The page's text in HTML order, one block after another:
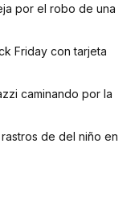
por el robo de una
Friday con tarjeta
caminando por la
de del niño en